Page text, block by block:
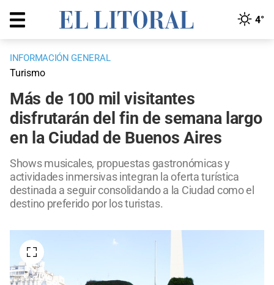
4°
INFORMACIÓN GENERAL
Turismo
Más de 100 mil visitantes
disfrutarán del fin de semana largo
en la Ciudad de Buenos Aires
Shows musicales, propuestas gastronómicas y
actividades inmersivas integran la oferta turística
destinada a seguir consolidando a la Ciudad como el
destino preferido por los turistas.